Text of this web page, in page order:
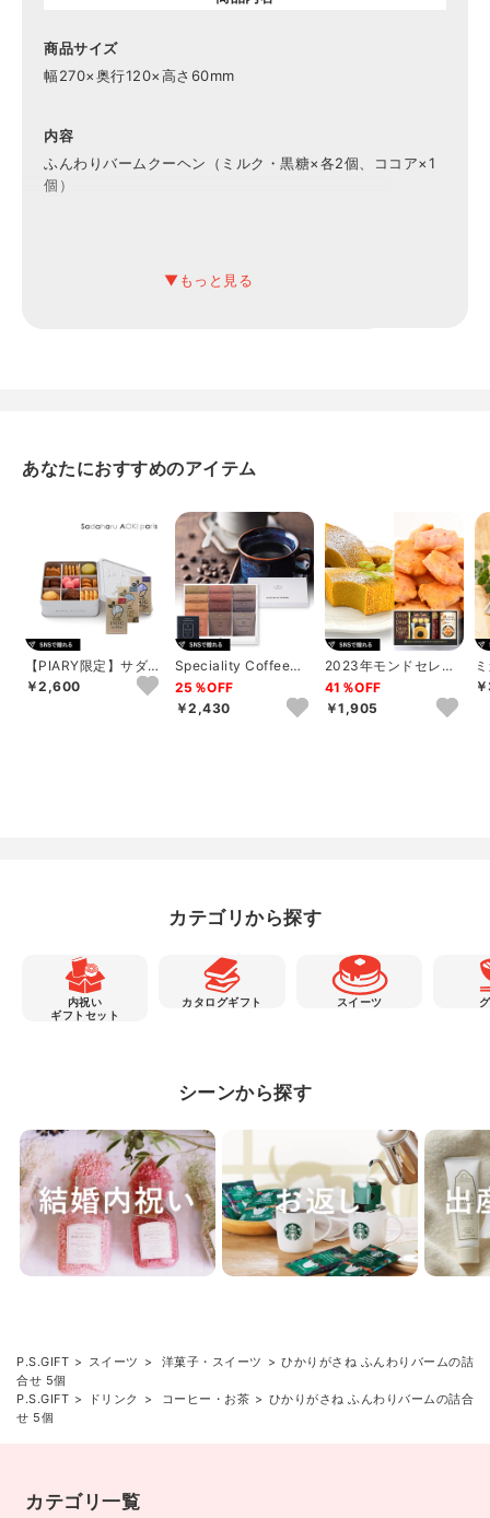
商品サイズ
幅270×奥行120×高さ60mm
内容
ふんわりバームクーヘン（ミルク・黒糖×各2個、ココア×1
個）
あなたにおすすめのアイテム
【PIARY限定】サダハ
ル アオキ パリ コフレ
アソー...
￥2,600
Speciality Coffeeセ
ットC
25％OFF
￥2,430
2023年モンドセレク
ション銀賞受賞 セイ
コー珈琲＆和洋...
41％OFF
￥1,905
カテゴリから探す
内祝い
ギフトセット
カタログギフト スイーツ
シーンから探す
P.S.GIFT スイーツ 洋菓子・スイーツ
ひかりがさね ふんわりバームの詰
合せ 5個
P.S.GIFT
ドリンク コーヒー・お茶
ひかりがさね ふんわりバームの詰合
せ 5個
カテゴリ一覧